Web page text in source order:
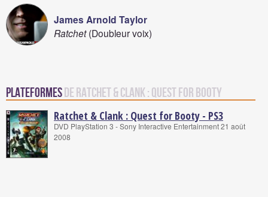
James Arnold Taylor
Ratchet(Doubleur voix)
Plateformesde Ratchet & Clank : Quest for Booty
Ratchet & Clank : Quest for Booty - PS3
DVD PlayStation 3 - Sony Interactive Entertainment 21 août
2008